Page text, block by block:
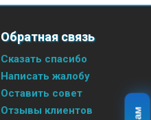
Обратная связь
Сказать спасибо
Написать жалобу
Оставить совет
Отзывы клиентов